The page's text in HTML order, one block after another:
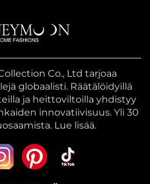
Co., Ltd tarjoaa
globaalisti. Räätälöidyillä
ja heittoviltoilla yhdistyy
innovatiivisuus. Yli 30
Lue lisää.